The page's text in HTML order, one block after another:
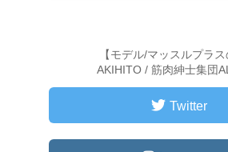
【モデル/マッスルプラス
AKIHITO / 筋肉紳士集団
Twitter